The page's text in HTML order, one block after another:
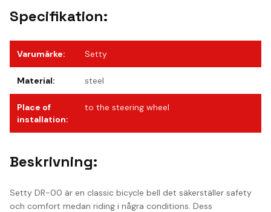
Specifikation:
Varumärke: Setty
Material: steel
Place of
installation:
to the steering wheel
Beskrivning:
Setty DR-00 är en classic bicycle bell det säkerställer safety
och comfort medan riding i några conditions. Dess